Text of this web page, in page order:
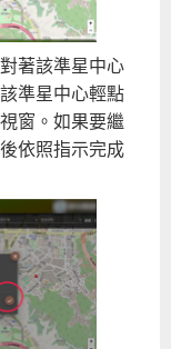
著該準星中心
準星中心輕點
窗。如果要繼
依照指示完成